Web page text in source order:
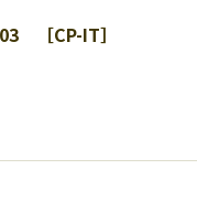
［CP-IT］